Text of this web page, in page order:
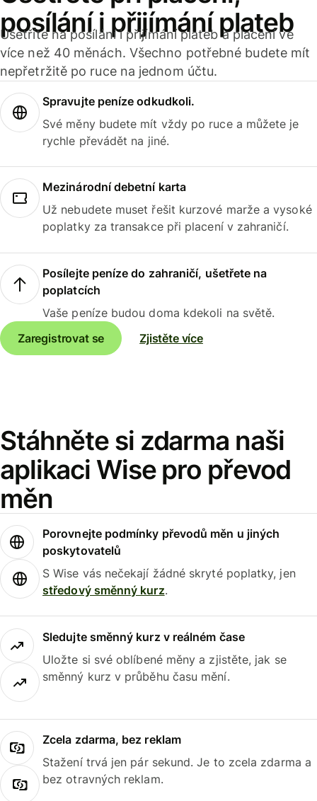
posílání i přijímání plateb
Ušetříte na posílání i přijímání plateb a placení ve
více než 40 měnách. Všechno potřebné budete mít
nepřetržitě po ruce na jednom účtu.
Spravujte peníze odkudkoli.
Své měny budete mít vždy po ruce a můžete je
rychle převádět na jiné.
Mezinárodní debetní karta
Už nebudete muset řešit kurzové marže a vysoké
poplatky za transakce při placení v zahraničí.
Posílejte peníze do zahraničí, ušetřete na
poplatcích
Vaše peníze budou doma kdekoli na světě.
Zaregistrovat se
Zjistěte více
Stáhněte si zdarma naši
aplikaci Wise pro převod
měn
Porovnejte podmínky převodů měn u jiných
poskytovatelů
S Wise vás nečekají žádné skryté poplatky, jen
středový směnný kurz.
Sledujte směnný kurz v reálném čase
Uložte si své oblíbené měny a zjistěte, jak se
směnný kurz v průběhu času mění.
Zcela zdarma, bez reklam
Stažení trvá jen pár sekund. Je to zcela zdarma a
bez otravných reklam.